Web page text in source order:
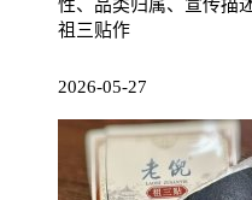
性、品类归属、宣传描
祖三贴作
2026-05-27